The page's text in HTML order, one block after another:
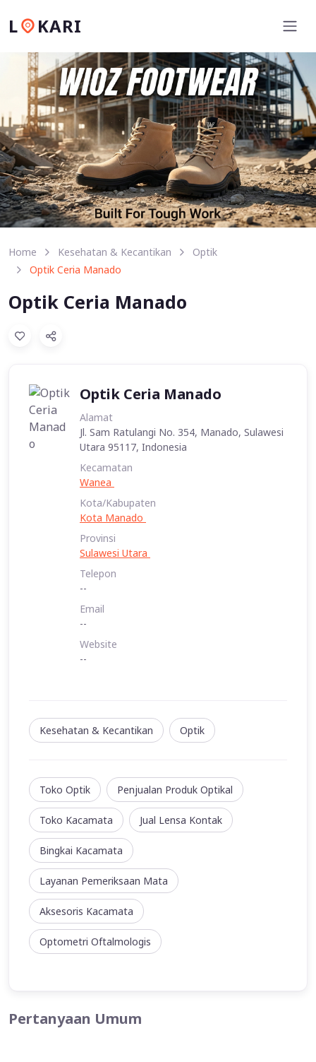
L KARI
Home Kesehatan & Kecantikan
Optik
Optik Ceria Manado
Optik Ceria Manado
Optik Ceria Manado
Alamat
Jl. Sam Ratulangi No. 354, Manado, Sulawesi
Utara 95117, Indonesia
Kecamatan
Wanea
Kota/Kabupaten
Kota Manado
Provinsi
Sulawesi Utara
Telepon
--
Email
--
Website
--
Kesehatan & Kecantikan Optik
Toko Optik Penjualan Produk Optikal
Toko Kacamata Jual Lensa Kontak
Bingkai Kacamata
Layanan Pemeriksaan Mata
Aksesoris Kacamata
Optometri Oftalmologis
Pertanyaan Umum